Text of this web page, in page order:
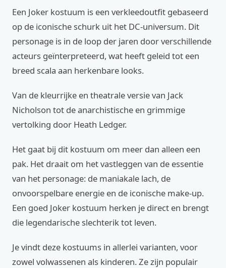
Een Joker kostuum is een verkleedoutfit gebaseerd
op de iconische schurk uit het DC-universum. Dit
personage is in de loop der jaren door verschillende
acteurs geïnterpreteerd, wat heeft geleid tot een
breed scala aan herkenbare looks.
Van de kleurrijke en theatrale versie van Jack
Nicholson tot de anarchistische en grimmige
vertolking door Heath Ledger.
Het gaat bij dit kostuum om meer dan alleen een
pak. Het draait om het vastleggen van de essentie
van het personage: de maniakale lach, de
onvoorspelbare energie en de iconische make-up.
Een goed Joker kostuum herken je direct en brengt
die legendarische slechterik tot leven.
Je vindt deze kostuums in allerlei varianten, voor
zowel volwassenen als kinderen. Ze zijn populair